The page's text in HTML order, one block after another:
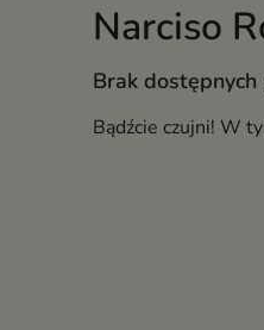
Narciso
Brak
Bądźcie czujni! W